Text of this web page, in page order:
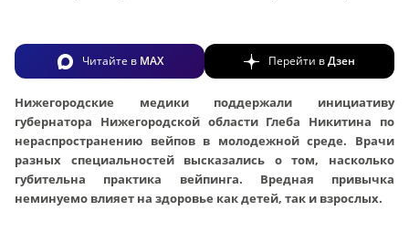
Читайте в MAX Перейти вДзен
Нижегородские медики поддержали инициативу
губернатора Нижегородской области Глеба Никитина по
нераспространению вейпов в молодежной среде. Врачи
разных специальностей высказались о том, насколько
губительна практика вейпинга. Вредная привычка
неминуемо влияет на здоровье как детей, так и взрослых.